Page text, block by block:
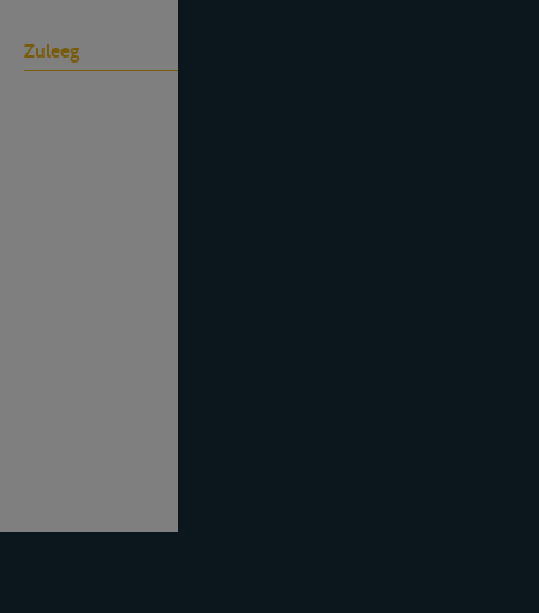
Zuleeg